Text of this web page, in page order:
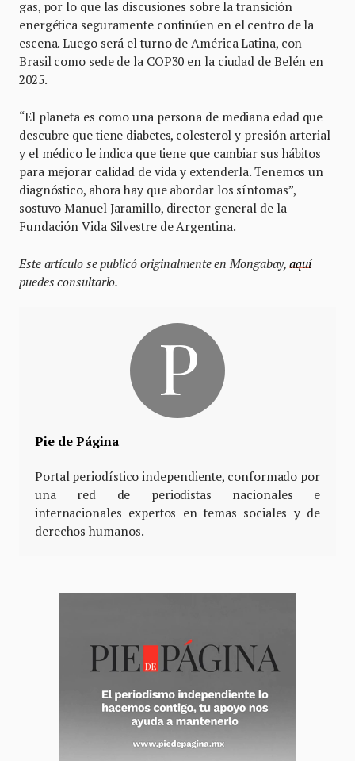
gas, por lo que las discusiones sobre la transición
energética seguramente continúen en el centro de la
escena. Luego será el turno de América Latina, con
Brasil como sede de la COP30 en la ciudad de Belén en
2025.
“El planeta es como una persona de mediana edad que
descubre que tiene diabetes, colesterol y presión arterial
y el médico le indica que tiene que cambiar sus hábitos
para mejorar calidad de vida y extenderla. Tenemos un
diagnóstico, ahora hay que abordar los síntomas”,
sostuvo Manuel Jaramillo, director general de la
Fundación Vida Silvestre de Argentina.
Este artículo se publicó originalmente en Mongabay,aquí
puedes consultarlo.
Pie de Página
Portal periodístico independiente, conformado por
una red de periodistas nacionales e
internacionales expertos en temas sociales y de
derechos humanos.